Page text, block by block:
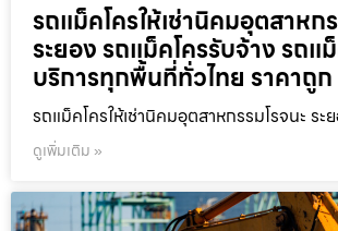
รถแม็คโครให้เช่านิคมอุตสาหก
ระยอง รถแม็คโครรับจ้าง รถแม็
บริการทุกพื้นที่ทั่วไทย ราคาถูก
รถแม็คโครให้เช่านิคมอุตสาหกรรมโรจนะ ระ
ดูเพิ่มเติม »